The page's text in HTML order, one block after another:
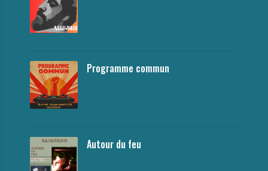
Programme commun
Autour du feu